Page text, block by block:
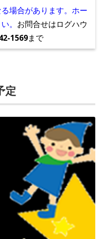
場合があります。ホー
。 お問合せはログハウ
1569まで
定